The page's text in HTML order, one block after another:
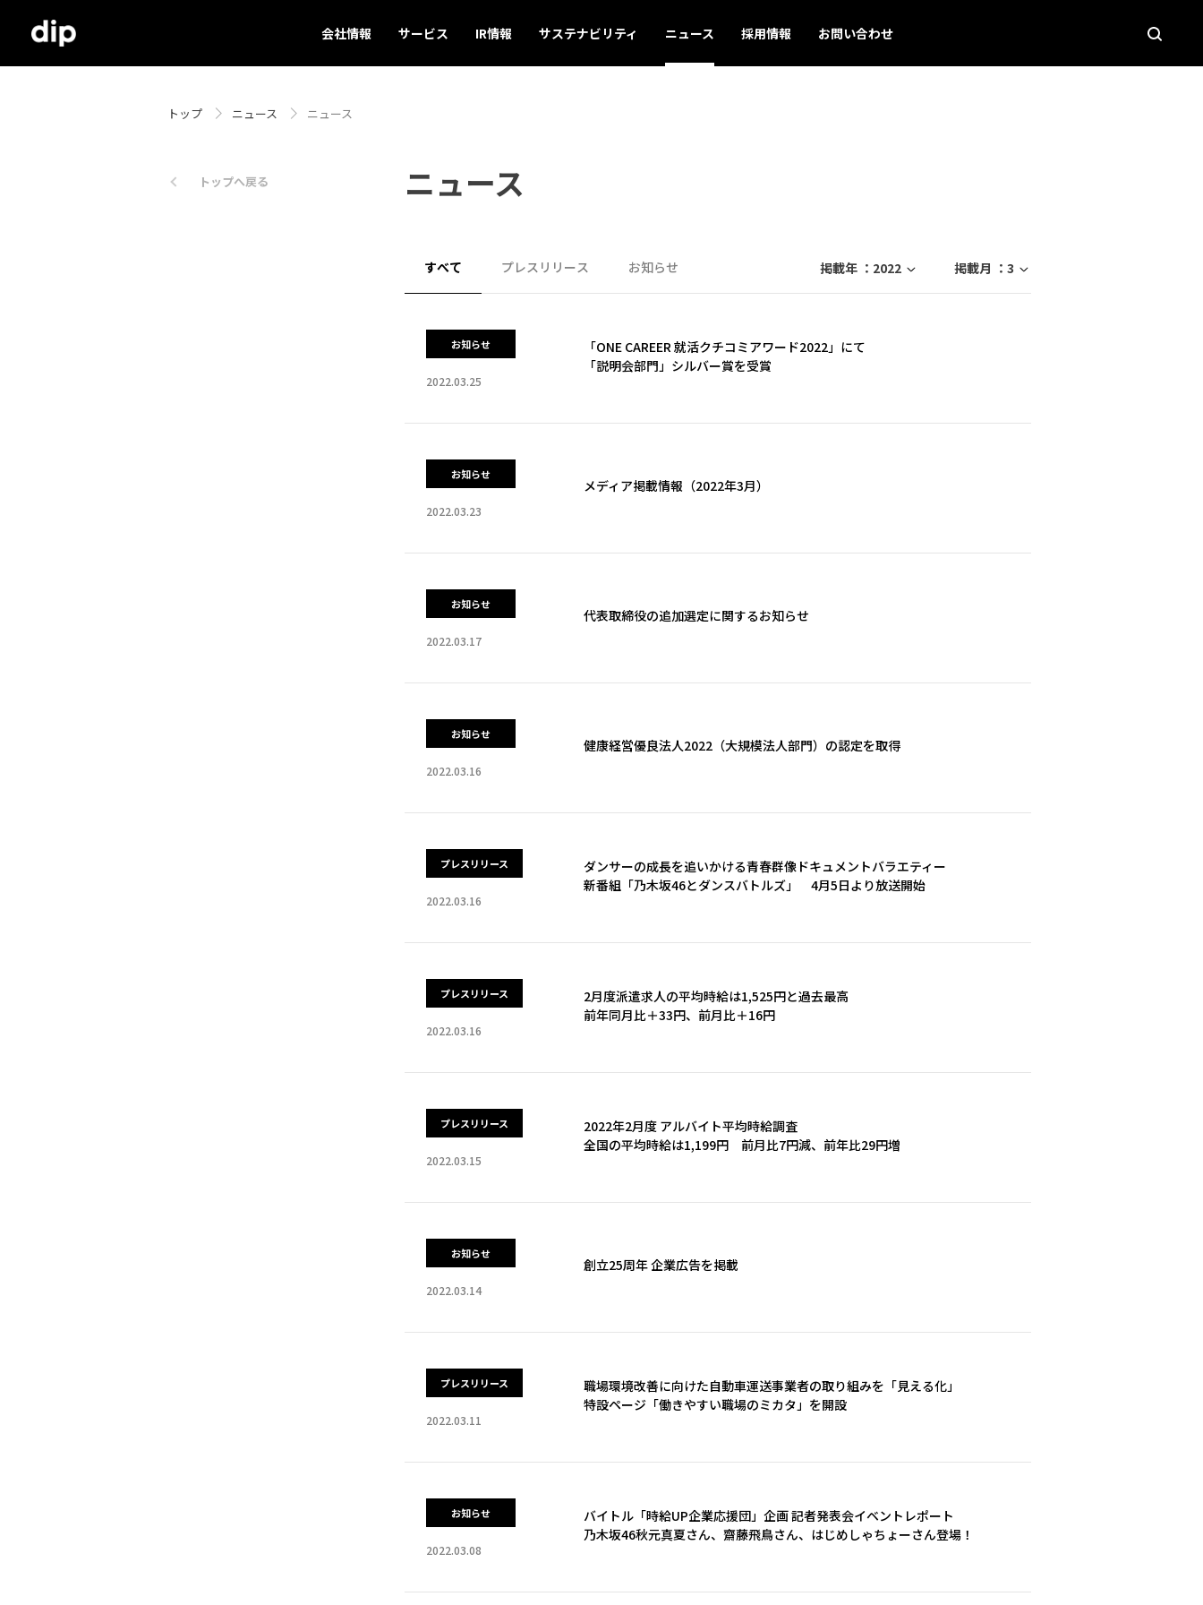
会社情報 サービス IR情報 サステナビリティ ニュース 採用情報 お問い合わせ
トップ ニュース ニュース
トップへ戻る ニュース
掲載年 ： 2022 掲載月 ： 3
すべて プレスリリース お知らせ
お知らせ
2022.03.25
「ONE CAREER 就活クチコミアワード2022」にて
「説明会部門」シルバー賞を受賞
お知らせ
2022.03.23
メディア掲載情報（2022年3月）
お知らせ
2022.03.17
代表取締役の追加選定に関するお知らせ
お知らせ
2022.03.16
健康経営優良法人2022（大規模法人部門）の認定を取得
プレスリリース
2022.03.16
ダンサーの成長を追いかける青春群像ドキュメントバラエティー
新番組「乃木坂46とダンスバトルズ」 4月5日より放送開始
プレスリリース
2022.03.16
2月度派遣求人の平均時給は1,525円と過去最高
前年同月比＋33円、前月比＋16円
プレスリリース
2022.03.15
2022年2月度 アルバイト平均時給調査
全国の平均時給は1,199円 前月比7円減、前年比29円増
お知らせ
2022.03.14
創立25周年 企業広告を掲載
プレスリリース
2022.03.11
職場環境改善に向けた自動車運送事業者の取り組みを「見える化」
特設ページ「働きやすい職場のミカタ」を開設
お知らせ
2022.03.08
バイトル「時給UP企業応援団」企画 記者発表会イベントレポート
乃木坂46秋元真夏さん、齋藤飛鳥さん、はじめしゃちょーさん登場！